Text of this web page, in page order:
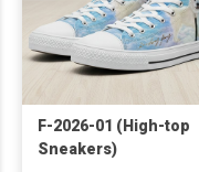
F-2026-01 (High-top
Sneakers)